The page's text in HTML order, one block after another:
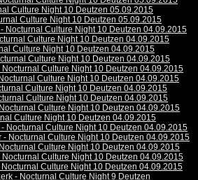
Culture Night 10 Deutzen 05.09.2015
Culture Night 10 Deutzen 05.09.2015
Nocturnal Culture Night 10 Deutzen 04.09.2015
Culture Night 10 Deutzen 04.09.2015
Culture Night 10 Deutzen 04.09.2015
Culture Night 10 Deutzen 04.09.2015
Nocturnal Culture Night 10 Deutzen 04.09.2015
Culture Night 10 Deutzen 04.09.2015
Culture Night 10 Deutzen 04.09.2015
Culture Night 10 Deutzen 04.09.2015
Culture Night 10 Deutzen 04.09.2015
Culture Night 10 Deutzen 04.09.2015
- Nocturnal Culture Night 10 Deutzen 04.09.2015
- Nocturnal Culture Night 10 Deutzen 04.09.2015
Culture Night 10 Deutzen 04.09.2015
Nocturnal Culture Night 10 Deutzen 04.09.2015
Culture Night 10 Deutzen 04.09.2015
- Nocturnal Culture Night 9 Deutzen